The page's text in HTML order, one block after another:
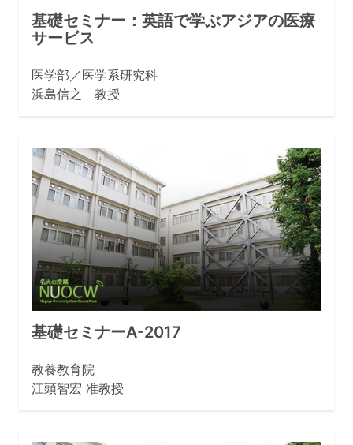
基礎セミナー：英語で学ぶアジアの医療
サービス
医学部／医学系研究科
浜島信之 教授
基礎セミナーA-2017
教養教育院
江頭智宏 准教授